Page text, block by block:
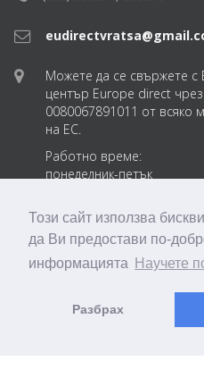
Този сайт използва
да Ви предостави по-
информацията
Научете
Разбрах
Можете да се свържете
център Europe direct
0080067891011 от всяко
на ЕС.
Работно време:
понеделник-петък
eudirectvratsabg
© 2018 ТПП Враца. EDIC Vratsa
Created